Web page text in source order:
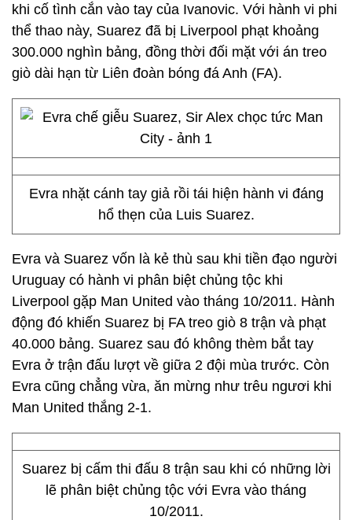
khi cố tình cắn vào tay của Ivanovic. Với hành vi phi
thể thao này, Suarez đã bị Liverpool phạt khoảng
300.000 nghìn bảng, đồng thời đối mặt với án treo
giò dài hạn từ Liên đoàn bóng đá Anh (FA).
Evra nhặt cánh tay giả rồi tái hiện hành vi đáng
hổ thẹn của Luis Suarez.
Evra và Suarez vốn là kẻ thù sau khi tiền đạo người
Uruguay có hành vi phân biệt chủng tộc khi
Liverpool gặp Man United vào tháng 10/2011. Hành
động đó khiến Suarez bị FA treo giò 8 trận và phạt
40.000 bảng. Suarez sau đó không thèm bắt tay
Evra ở trận đấu lượt về giữa 2 đội mùa trước. Còn
Evra cũng chẳng vừa, ăn mừng như trêu ngươi khi
Man United thắng 2-1.
Suarez bị cấm thi đấu 8 trận sau khi có những lời
lẽ phân biệt chủng tộc với Evra vào tháng
10/2011.